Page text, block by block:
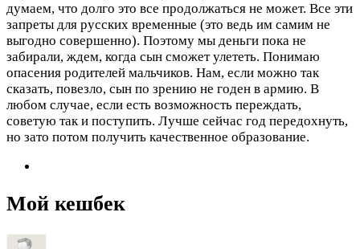
думаем, что долго это все продолжаться не может. Все эти
запреты для русских временные (это ведь им самим не
выгодно совершенно). Поэтому мы деньги пока не
забирали, ждем, когда сын сможет улететь. Понимаю
опасения родителей мальчиков. Нам, если можно так
сказать, повезло, сын по зрению не годен в армию. В
любом случае, если есть возможность переждать,
советую так и поступить. Лучше сейчас год передохнуть,
но зато потом получить качественное образование.
Мой кешбек